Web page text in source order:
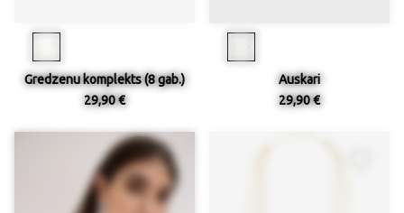
Gredzenu komplekts (8 gab.)
29,90 €
Auskari
29,90 €